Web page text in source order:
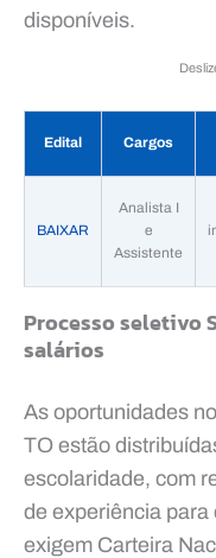
disponíveis.
Edital Cargos
BAIXAR
Analista I
e
Assistente
Processo seletivo
salários
As oportunidades
TO estão
escolaridade, com
de experiência para
exigem Carteira